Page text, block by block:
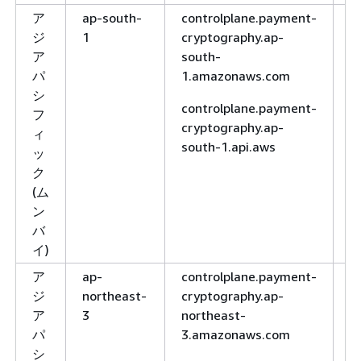
ア
ジ
ア
パ
シ
フ
ィ
ッ
ク
(ム
ン
バ
イ)
ap-south-
1
controlplane.payment-
cryptography.ap-
south-
1.amazonaws.com
controlplane.payment-
cryptography.ap-
south-1.api.aws
ア
ジ
ア
パ
シ
ap-
northeast-
3
controlplane.payment-
cryptography.ap-
northeast-
3.amazonaws.com